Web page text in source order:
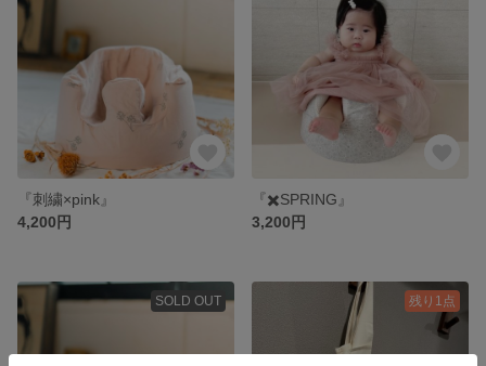
『刺繍×pink』
4,200円
『✖️SPRING』
3,200円
SOLD OUT 残り1点